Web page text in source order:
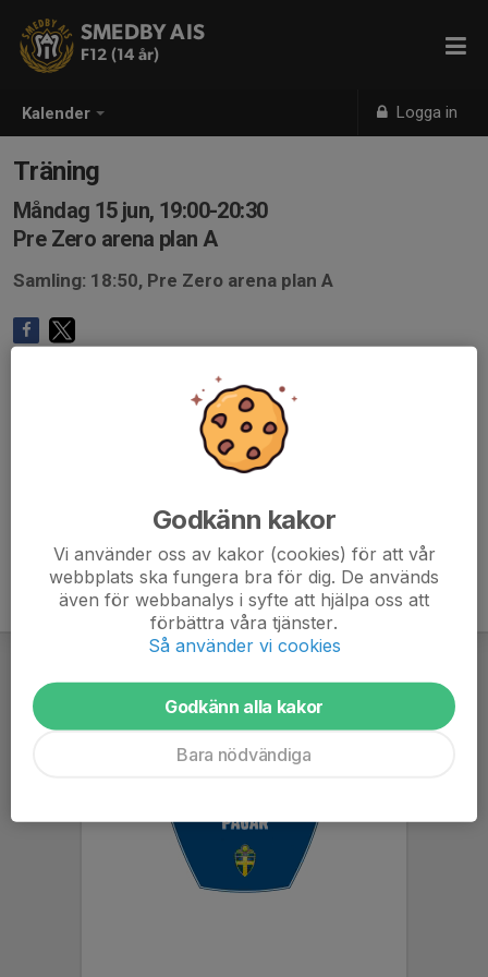
Kalender Logga in
SMEDBY AIS
F12 (14 år)
Träning
Måndag 15 jun, 19:00-20:30
Pre Zero arena plan A
Samling: 18:50, Pre Zero arena plan A
Godkänn kakor
Vi använder oss av kakor (cookies) för att vår
webbplats ska fungera bra för dig. De används
även för webbanalys i syfte att hjälpa oss att
förbättra våra tjänster.
Så använder vi cookies
Godkänn alla kakor
Bara nödvändiga